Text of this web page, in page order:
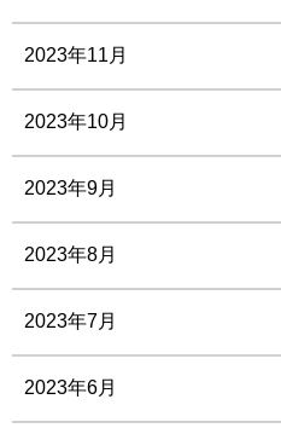
2023年11月
2023年10月
2023年9月
2023年8月
2023年7月
2023年6月